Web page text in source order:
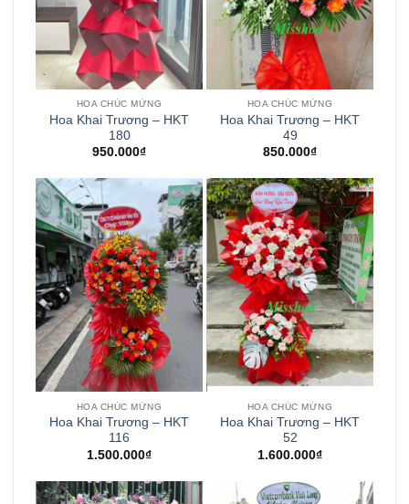
HOA CHÚC MỪNG
Hoa Khai Trương – HKT
180
950.000₫
HOA CHÚC MỪNG
Hoa Khai Trương – HKT
49
850.000₫
HOA CHÚC MỪNG
Hoa Khai Trương – HKT
116
1.500.000₫
HOA CHÚC MỪNG
Hoa Khai Trương – HKT
52
1.600.000₫